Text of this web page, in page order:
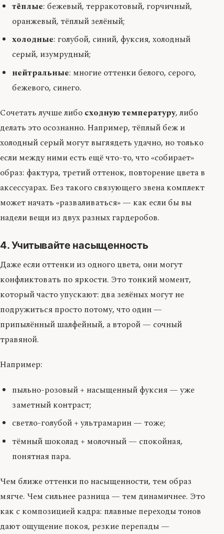
тёплые: бежевый, терракотовый, горчичный,
оранжевый, тёплый зелёный;
холодные: голубой, синий, фуксия, холодный
серый, изумрудный;
нейтральные: многие оттенки белого, серого,
бежевого, синего.
Сочетать лучше либосходную температуру, либо
делать это осознанно. Например, тёплый беж и
холодный серый могут выглядеть удачно, но только
если между ними есть ещё что-то, что «собирает»
образ: фактура, третий оттенок, повторение цвета в
аксессуарах. Без такого связующего звена комплект
может начать «разваливаться» — как если бы вы
надели вещи из двух разных гардеробов.
4. Учитывайте насыщенность
Даже если оттенки из одного цвета, они могут
конфликтовать по яркости. Это тонкий момент,
который часто упускают: два зелёных могут не
подружиться просто потому, что один —
припылённый шалфейный, а второй — сочный
травяной.
Например:
пыльно-розовый + насыщенный фуксия — уже
заметный контраст;
светло-голубой + ультрамарин — тоже;
тёмный шоколад + молочный — спокойная,
понятная пара.
Чем ближе оттенки по насыщенности, тем образ
мягче. Чем сильнее разница — тем динамичнее. Это
как с композицией кадра: плавные переходы тонов
дают ощущение покоя, резкие перепады —